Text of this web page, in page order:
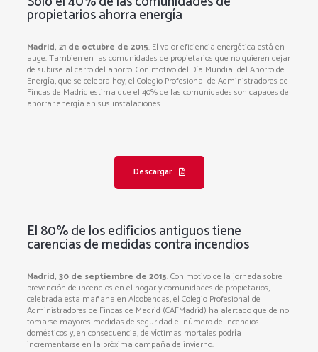
propietarios ahorra energía
Madrid, 21 de octubre de 2015. El valor eficiencia energética está en
auge. También en las comunidades de propietarios que no quieren dejar
de subirse al carro del ahorro. Con motivo del Día Mundial del Ahorro de
Energía, que se celebra hoy, el Colegio Profesional de Administradores de
Fincas de Madrid estima que el 40% de las comunidades son capaces de
ahorrar energía en sus instalaciones.
Descargar
El 80% de los edificios antiguos tiene
carencias de medidas contra incendios
Madrid, 30 de septiembre de 2015. Con motivo de la jornada sobre
prevención de incendios en el hogar y comunidades de propietarios,
celebrada esta mañana en Alcobendas, el Colegio Profesional de
Administradores de Fincas de Madrid (CAFMadrid) ha alertado que de no
tomarse mayores medidas de seguridad el número de incendios
domésticos y, en consecuencia, de víctimas mortales podría
incrementarse en la próxima campaña de invierno.